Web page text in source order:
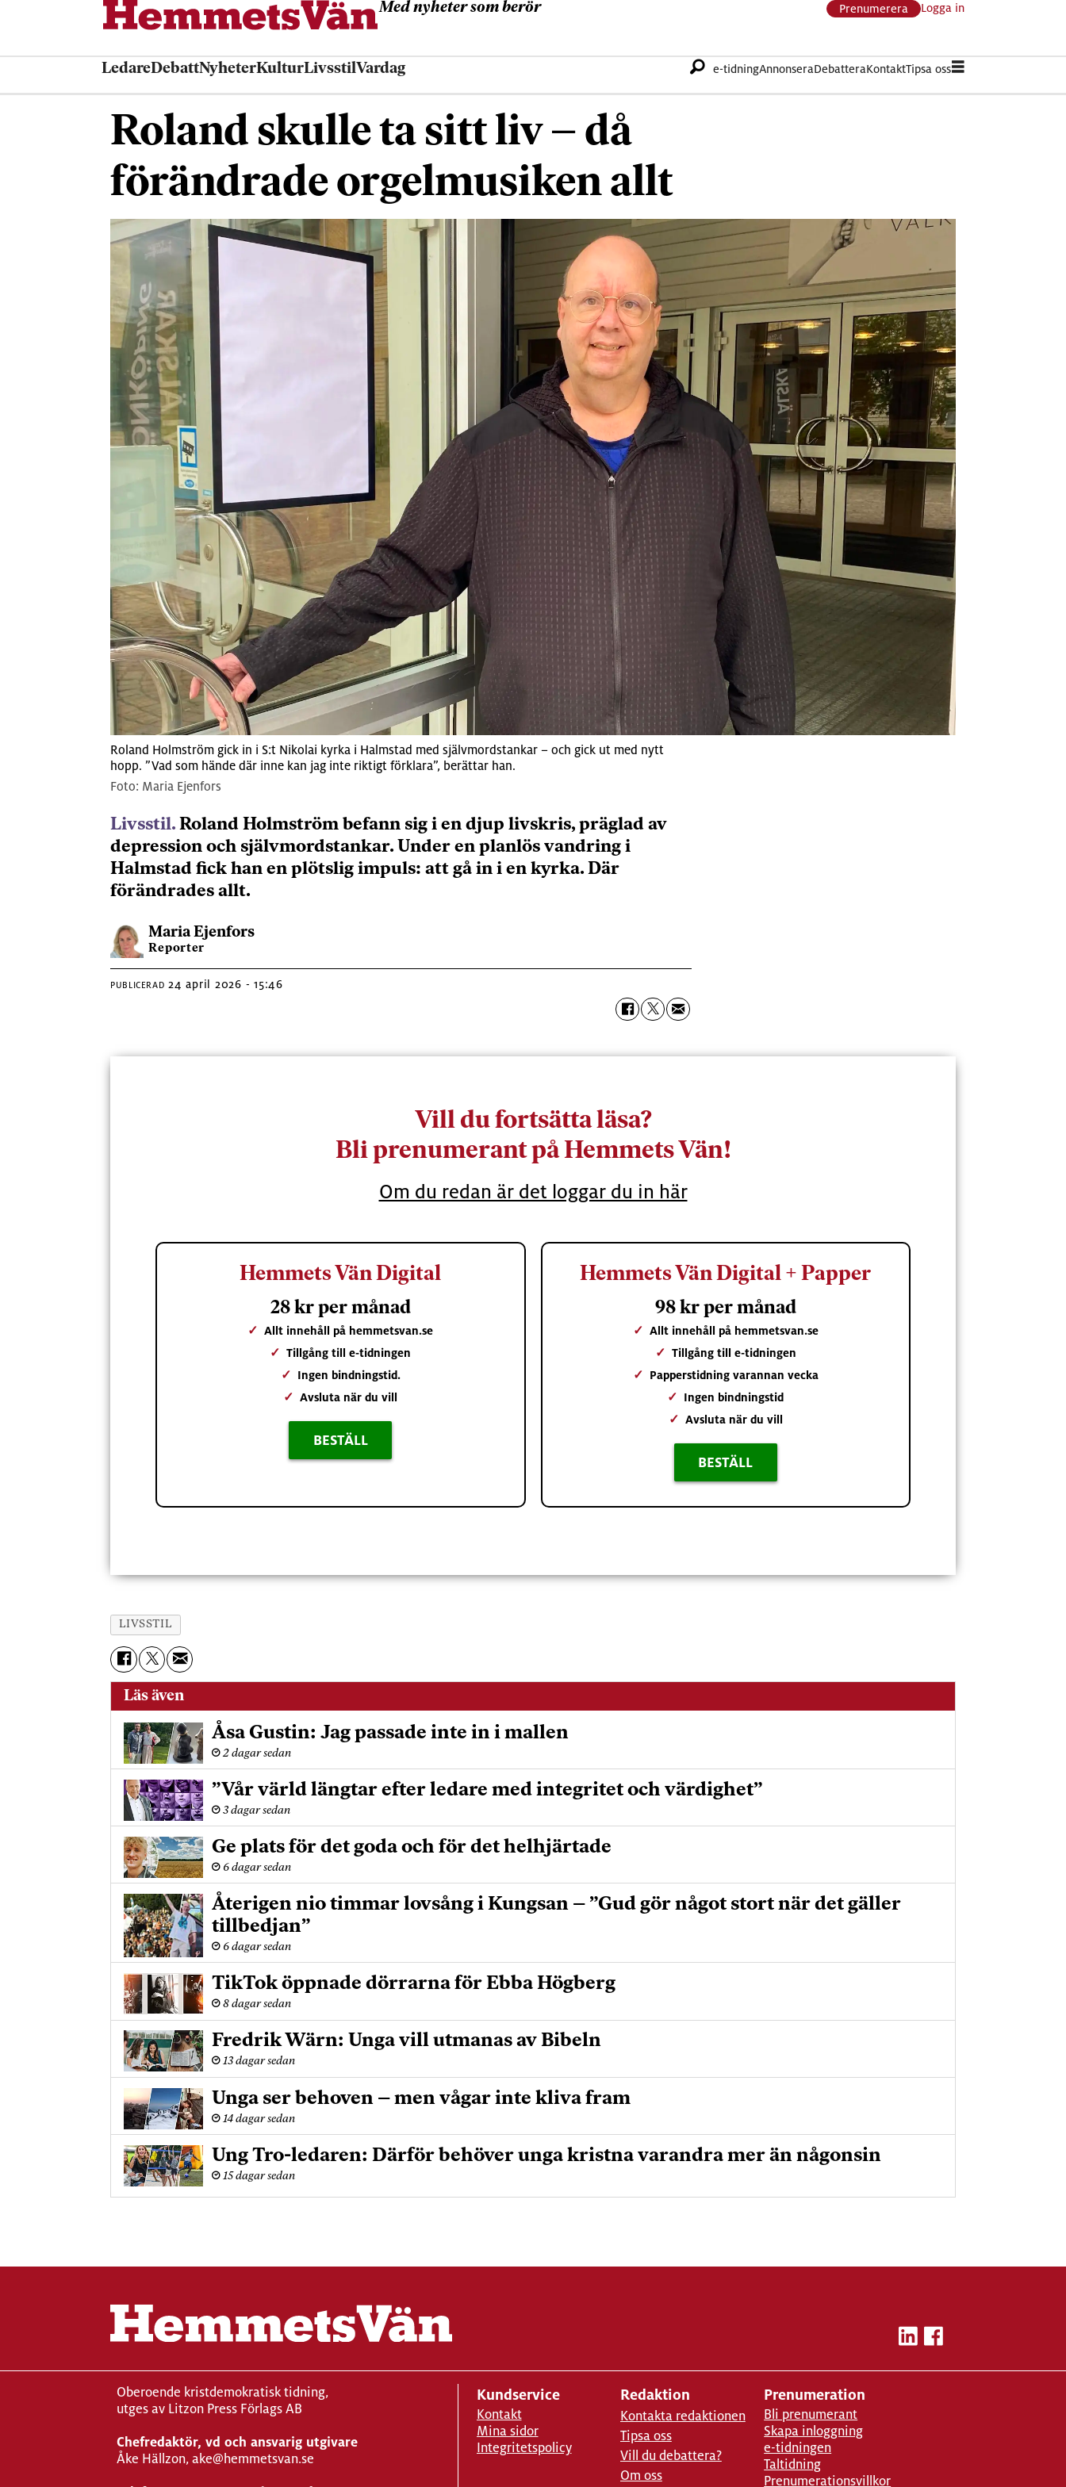
Med nyheter som berör Prenumerera Logga in
LedareDebattNyheterKulturLivsstilVardag e-tidningAnnonseraDebatteraKontaktTipsa oss
Roland skulle ta sitt liv – då
förändrade orgelmusiken allt
Roland Holmström gick in i S:t Nikolai kyrka i Halmstad med självmordstankar – och gick ut med nytt
hopp. ”Vad som hände där inne kan jag inte riktigt förklara”, berättar han.
Maria Ejenfors
Livsstil. Roland Holmström befann sig i en djup livskris, präglad av
depression och självmordstankar. Under en planlös vandring i
Halmstad fick han en plötslig impuls: att gå in i en kyrka. Där
förändrades allt.
Maria Ejenfors
Reporter
PUBLICERAD 24 april 2026 - 15:46
Vill du fortsätta läsa?
Bli prenumerant på Hemmets Vän!
Om du redan är det loggar du in här
Hemmets Vän Digital
28 kr per månad
✓ Allt innehåll på hemmetsvan.se
✓ Tillgång till e-tidningen
✓ Ingen bindningstid.
✓ Avsluta när du vill
BESTÄLL
Hemmets Vän Digital + Papper
98 kr per månad
✓ Allt innehåll på hemmetsvan.se
✓ Tillgång till e-tidningen
✓ Papperstidning varannan vecka
✓ Ingen bindningstid
✓ Avsluta när du vill
BESTÄLL
LIVSSTIL
Läs även
Åsa Gustin: Jag passade inte in i mallen
2 dagar sedan
”Vår värld längtar efter ledare med integritet och värdighet”
3 dagar sedan
Ge plats för det goda och för det helhjärtade
6 dagar sedan
Återigen nio timmar lovsång i Kungsan – ”Gud gör något stort när det gäller
tillbedjan”
6 dagar sedan
TikTok öppnade dörrarna för Ebba Högberg
8 dagar sedan
Fredrik Wärn: Unga vill utmanas av Bibeln
13 dagar sedan
Unga ser behoven – men vågar inte kliva fram
14 dagar sedan
Ung Tro-ledaren: Därför behöver unga kristna varandra mer än någonsin
15 dagar sedan
Oberoende kristdemokratisk tidning,
utges av Litzon Press Förlags AB
Chefredaktör, vd och ansvarig utgivare
Åke Hällzon, ake@hemmetsvan.se
Kundservice
Kontakt
Mina sidor
Integritetspolicy
Redaktion
Kontakta redaktionen
Tipsa oss
Vill du debattera?
Om oss
Prenumeration
Bli prenumerant
Skapa inloggning
e-tidningen
Taltidning
Prenumerationsvillkor